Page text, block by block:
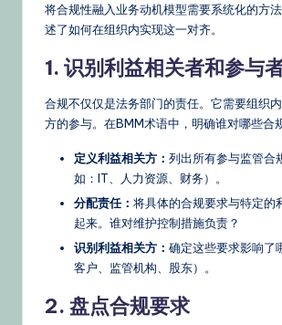
将合规性融入业务动机模型需要系统化的方
述了如何在组织内实现这一对齐。
1. 识别利益相关者和参与
合规不仅仅是法务部门的责任。它需要组织
方的参与。在BMM术语中，明确谁对哪些合
定义利益相关方： 列出所有参与监管合
如：IT、人力资源、财务）。
分配责任： 将具体的合规要求与特定的
起来。谁对维护控制措施负责？
识别利益相关方： 确定这些要求影响了
客户、监管机构、股东）。
2. 盘点合规要求